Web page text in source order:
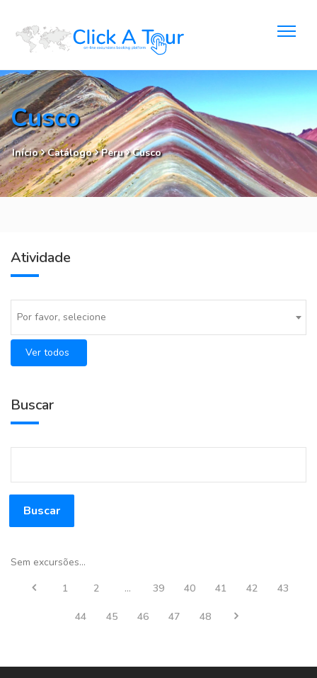
Cusco
Início Catálogo Peru Cusco
Atividade
Por favor, selecione
Ver todos
Buscar
Buscar
Sem excursões...
1
2 ... 39 40 41 42 43
44 45 46 47 48